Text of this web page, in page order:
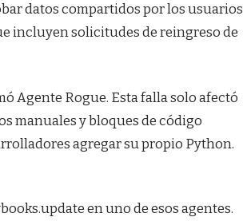
datos compartidos por los usuarios
incluyen solicitudes de reingreso de
Agente Rogue. Esta falla solo afectó
manuales y bloques de código
agregar su propio Python.
en uno de esos agentes.